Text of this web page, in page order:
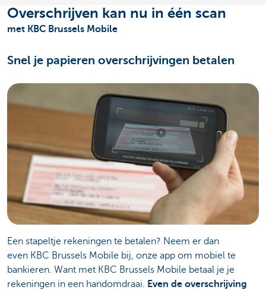
Overschrijven kan nu in één scan
met KBC Brussels Mobile
Snel je papieren overschrijvingen betalen
Een stapeltje rekeningen te betalen? Neem er dan
even KBC Brussels Mobile bij, onze app om mobiel te
bankieren. Want met KBC Brussels Mobile betaal je je
rekeningen in een handomdraai. Even de overschrijving